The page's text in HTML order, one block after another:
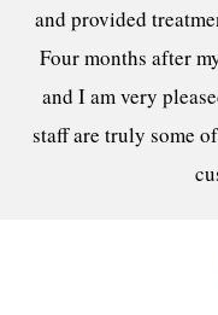
and provided
Four months after
and I am very
staff are truly some